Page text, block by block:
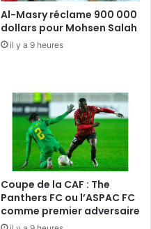
Al-Masry réclame 900 000
dollars pour Mohsen Salah
il y a 9 heures
Coupe de la CAF : The
Panthers FC ou l’ASPAC FC
comme premier adversaire